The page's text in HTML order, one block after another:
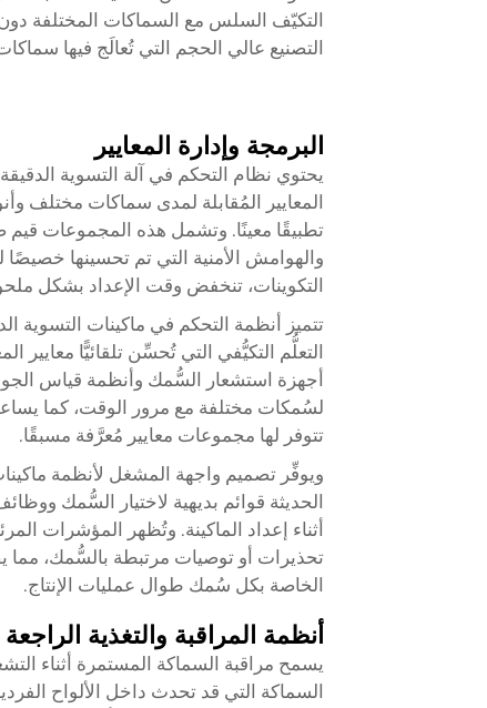
التكيّف السلس مع السماكات المختلفة
التصنيع عالي الحجم التي تُعالَج فيها
البرمجة وإدارة المعايير
المعايير المُقابلة لمدى سماكات مختلف
تطبيقًا معينًا. وتشمل هذه المجموعات
والهوامش الأمنية التي تم تحسينها
التكوينات، تنخفض وقت الإعداد بشكل
التعلُّم التكيُّفي التي تُحسِّن تلقائيًّا معايير
أجهزة استشعار السُّمك وأنظمة قياس
لسُمكات مختلفة مع مرور الوقت، كما
تتوفر لها مجموعات معايير مُعرَّفة مسبقًا.
الحديثة قوائم بديهية لاختيار السُّمك
أثناء إعداد الماكينة. وتُظهر المؤشرات
تحذيرات أو توصيات مرتبطة بالسُّمك،
الخاصة بكل سُمك طوال عمليات الإنتاج.
أنظمة المراقبة والتغذية
يسمح مراقبة السماكة المستمرة أثناء
السماكة التي قد تحدث داخل الألواح